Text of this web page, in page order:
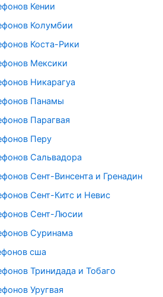
Кении
Колумбии
Коста-Рики
Мексики
Никарагуа
Панамы
Парагвая
Перу
Сальвадора
Сент-Винсента и Гренадин
Сент-Китс и Невис
Сент-Люсии
Суринама
сша
Тринидада и Тобаго
Уругвая